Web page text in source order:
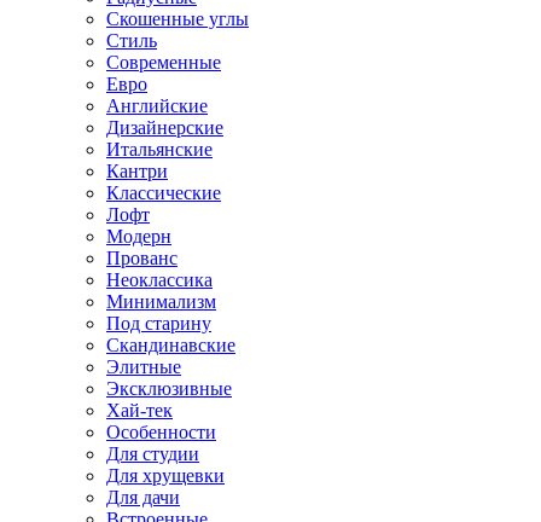
Скошенные углы
Стиль
Современные
Евро
Английские
Дизайнерские
Итальянские
Кантри
Классические
Лофт
Модерн
Прованс
Неоклассика
Минимализм
Под старину
Скандинавские
Элитные
Эксклюзивные
Хай-тек
Особенности
Для студии
Для хрущевки
Для дачи